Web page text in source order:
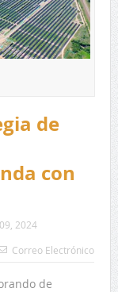
de
con
2024
Correo Electrónico
de